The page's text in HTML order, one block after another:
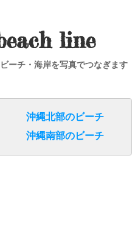
line
ーチ・海岸を写真でつなぎます
沖縄北部のビーチ
沖縄南部のビーチ